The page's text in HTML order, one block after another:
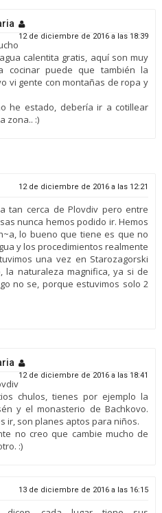
12 de diciembre de 2016 a las 18:39
calentita gratis, aquí son muy
cocinar puede que también la
vi gente con montañas de ropa y
he estado, debería ir a cotillear
zona.. :)
12 de diciembre de 2016 a las 12:21
tan cerca de Plovdiv pero entre
nunca hemos podido ir. Hemos
lo bueno que tiene es que no
y los procedimientos realmente
una vez en Starozagorski
la naturaleza magnifica, ya si de
no se, porque estuvimos solo 2
12 de diciembre de 2016 a las 18:41
chulos, tienes por ejemplo la
y el monasterio de Bachkovo.
ir, son planes aptos para niños.
no creo que cambie mucho de
:)
13 de diciembre de 2016 a las 16:15